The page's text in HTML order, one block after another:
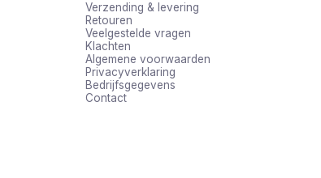
Verzending & levering
Retouren
Veelgestelde vragen
Klachten
Algemene voorwaarden
Privacyverklaring
Bedrijfsgegevens
Contact